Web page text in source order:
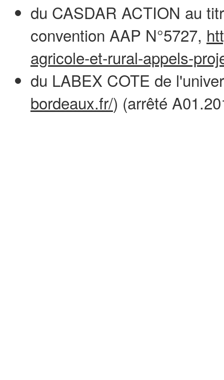
du CASDAR ACTION au
convention AAP N°5727,
agricole-et-rural-appels-
du LABEX COTE de
bordeaux.fr/) (arrêté